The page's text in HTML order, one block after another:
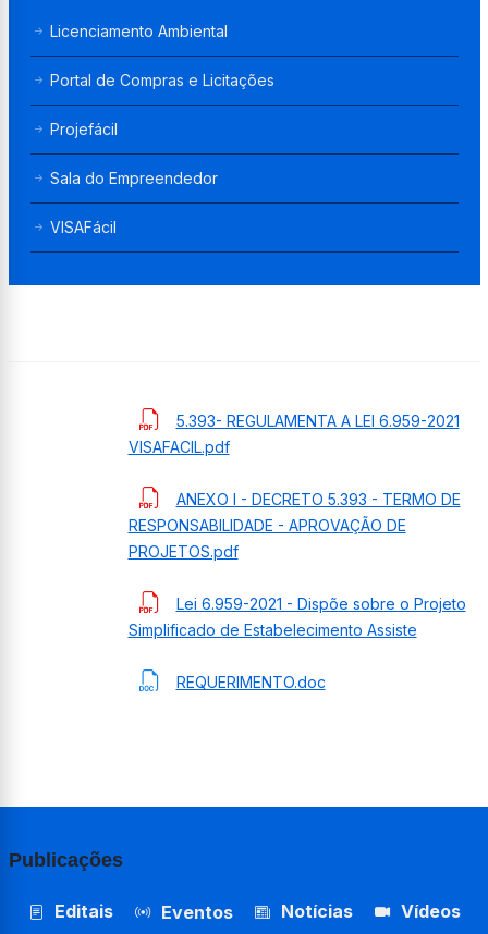
Licenciamento Ambiental
Portal de Compras e Licitações
Projefácil
Sala do Empreendedor
VISAFácil
5.393- REGULAMENTA A LEI 6.959-2021
VISAFACIL.pdf
ANEXO I - DECRETO 5.393 - TERMO DE
RESPONSABILIDADE - APROVAÇÃO DE
PROJETOS.pdf
Lei 6.959-2021 - Dispõe sobre o Projeto
Simplificado de Estabelecimento Assiste
REQUERIMENTO.doc
Publicações
Editais Eventos Notícias Vídeos